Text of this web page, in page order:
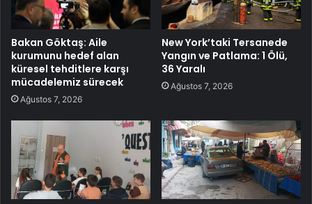
Bakan Göktaş: Aile
kurumunu hedef alan
küresel tehditlere karşı
mücadelemiz sürecek
Ağustos 7, 2026
New York’taki Tersanede
Yangın ve Patlama: 1 Ölü,
36 Yaralı
Ağustos 7, 2026